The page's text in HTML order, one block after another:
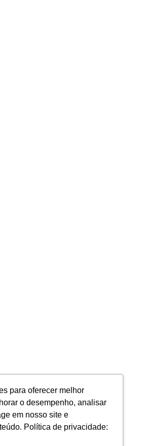
para oferecer melhor
o desempenho, analisar
em nosso site e
Política de privacidade: